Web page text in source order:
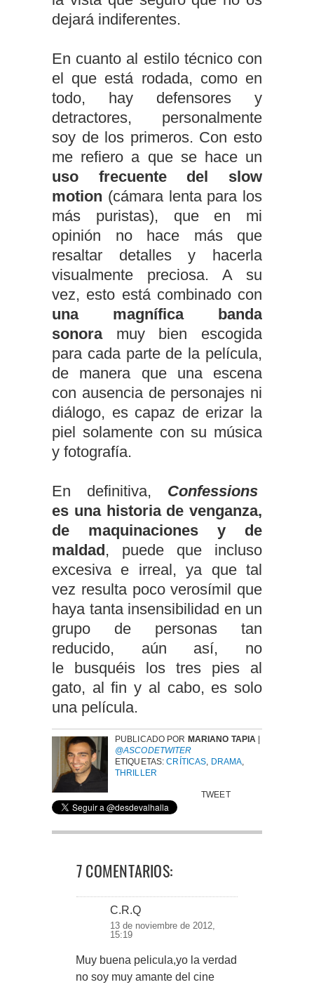
dejará indiferentes.
En cuanto al estilo técnico con
el que está rodada, como en
todo, hay defensores y
detractores, personalmente
soy de los primeros. Con esto
me refiero a que se hace un
uso frecuente del slow
motion (cámara lenta para los
más puristas), que en mi
opinión no hace más que
resaltar detalles y hacerla
visualmente preciosa. A su
vez, esto está combinado con
una magnífica banda
sonoramuy bien escogida
para cada parte de la película,
de manera que una escena
con ausencia de personajes ni
diálogo, es capaz de erizar la
piel solamente con su música
y fotografía.
En definitiva,
Confessions
es una historia de venganza,
de maquinaciones y de
maldad, puede que incluso
excesiva e irreal, ya que tal
vez resulta poco verosímil que
haya tanta insensibilidad en un
grupo de personas tan
reducido, aún así, no
le busquéis los tres pies al
gato, al fin y al cabo, es solo
una película.
PUBLICADO POR MARIANO TAPIA
@ASCODETWITER
ETIQUETAS:CRÍTICAS, DRAMA,
THRILLER
TWEET
7 COMENTARIOS:
C.R.Q
13 de noviembre de 2012,
15:19
Muy buena pelicula,yo la verdad
no soy muy amante del cine